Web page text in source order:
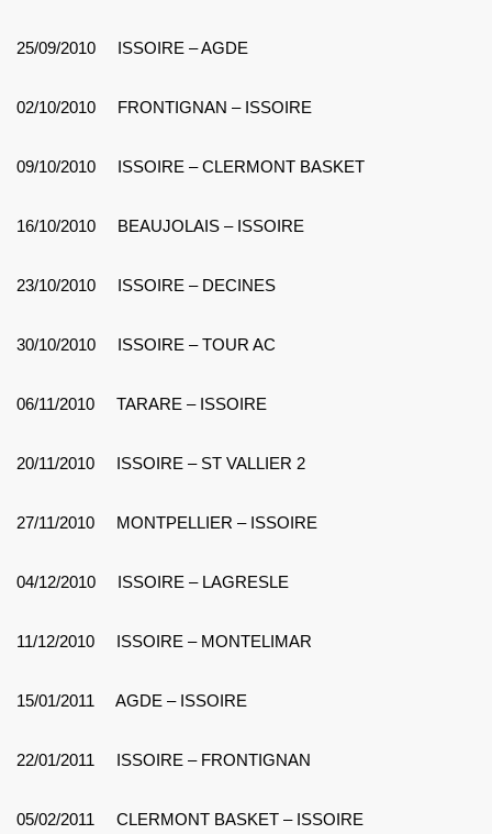
25/09/2010 ISSOIRE – AGDE
02/10/2010 FRONTIGNAN – ISSOIRE
09/10/2010 ISSOIRE – CLERMONT BASKET
16/10/2010 BEAUJOLAIS – ISSOIRE
23/10/2010 ISSOIRE – DECINES
30/10/2010 ISSOIRE – TOUR AC
06/11/2010 TARARE – ISSOIRE
20/11/2010 ISSOIRE – ST VALLIER 2
27/11/2010 MONTPELLIER – ISSOIRE
04/12/2010 ISSOIRE – LAGRESLE
11/12/2010 ISSOIRE – MONTELIMAR
15/01/2011 AGDE – ISSOIRE
22/01/2011 ISSOIRE – FRONTIGNAN
05/02/2011 CLERMONT BASKET – ISSOIRE